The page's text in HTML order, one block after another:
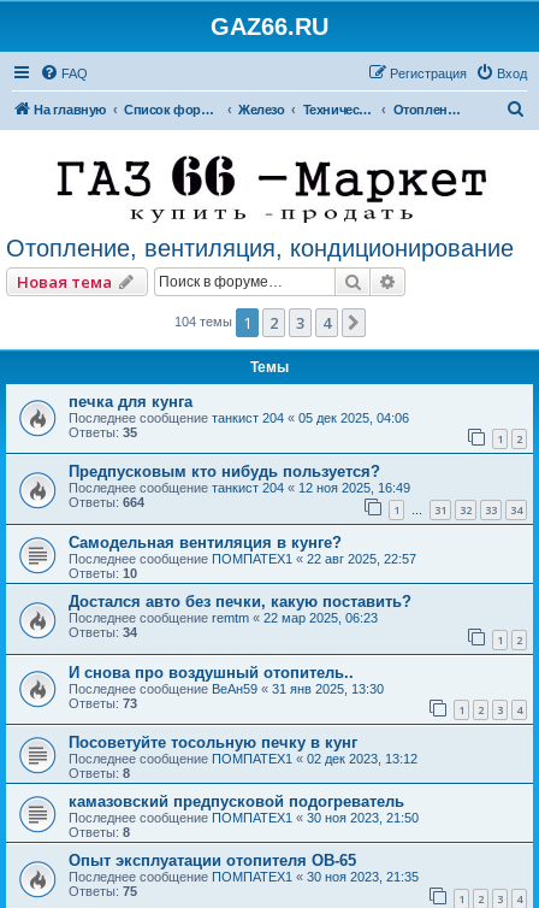
GAZ66.RU
FAQ Вход
Регистрация
На главную Список форумов Железо Технический форум Отопление, вентиляция, кондиционирование
Отопление, вентиляция, кондиционирование
Новая тема Поиск
104 темы 1 2 3 4
Темы
печка для кунга
Последнее сообщение танкист 204 « 05 дек 2025, 04:06
Ответы: 35 1 2
Предпусковым кто нибудь пользуется?
Последнее сообщение танкист 204 « 12 ноя 2025, 16:49
Ответы: 664 1 … 31 32 33 34
Самодельная вентиляция в кунге?
Последнее сообщение ПОМПАТЕХ1 « 22 авг 2025, 22:57
Ответы: 10
Достался авто без печки, какую поставить?
Последнее сообщение remtm « 22 мар 2025, 06:23
Ответы: 34 1 2
И снова про воздушный отопитель..
Последнее сообщение ВеАн59 « 31 янв 2025, 13:30
Ответы: 73 1 2 3 4
Посоветуйте тосольную печку в кунг
Последнее сообщение ПОМПАТЕХ1 « 02 дек 2023, 13:12
Ответы: 8
камазовский предпусковой подогреватель
Последнее сообщение ПОМПАТЕХ1 « 30 ноя 2023, 21:50
Ответы: 8
Опыт эксплуатации отопителя ОВ-65
Последнее сообщение ПОМПАТЕХ1 « 30 ноя 2023, 21:35
Ответы: 75 1 2 3 4